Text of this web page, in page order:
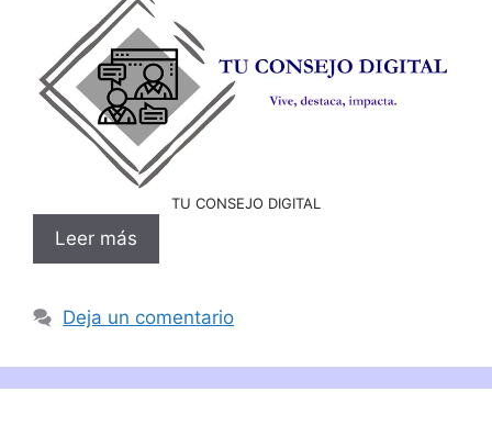
TU CONSEJO DIGITAL
Leer más
Deja un comentario